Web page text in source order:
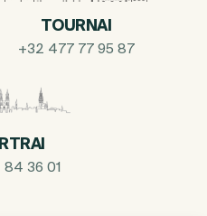
TOURNAI
+32 477 77 95 87
84 36 01